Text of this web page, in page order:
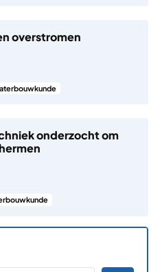
overstromen
onderzocht om